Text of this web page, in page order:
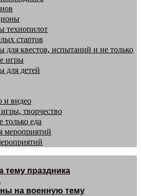
технопилот
стартов
для квестов, испытаний и не только
игры
для детей
и видео
творчество
только еда
мероприятий
тему праздника
на военную тему